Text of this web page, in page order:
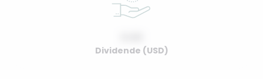
Dividende (USD)